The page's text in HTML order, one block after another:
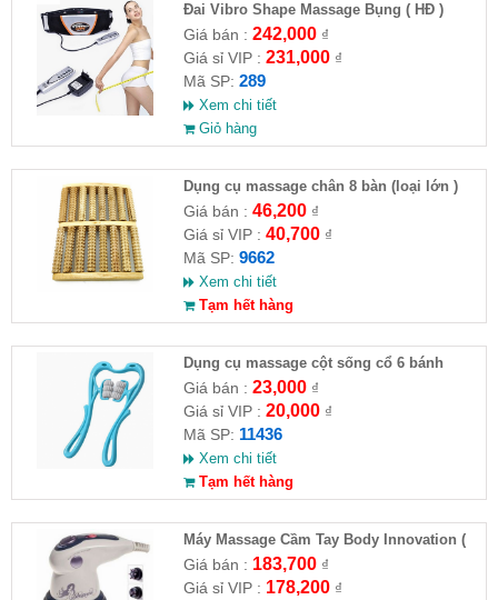
Đai Vibro Shape Massage Bụng ( HĐ )
Giá bán : 242,000₫
Giá sỉ VIP : 231,000₫
Mã SP: 289
Xem chi tiết
Giỏ hàng
Dụng cụ massage chân 8 bàn (loại lớn )
(HĐ)
Giá bán : 46,200₫
Giá sỉ VIP : 40,700₫
Mã SP: 9662
Xem chi tiết
Tạm hết hàng
Dụng cụ massage cột sống cổ 6 bánh
Giá bán : 23,000₫
Giá sỉ VIP : 20,000₫
Mã SP: 11436
Xem chi tiết
Tạm hết hàng
Máy Massage Cầm Tay Body Innovation (
HĐ )
Giá bán : 183,700₫
Giá sỉ VIP : 178,200₫